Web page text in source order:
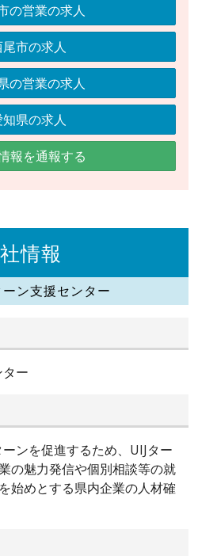
の営業の求人
市の求人
の営業の求人
県の求人
報を通報する
情報
ン支援センター
ー
ンを促進するため、UIJター
の魅力発信や個別相談等の就
始めとする県内企業の人材確